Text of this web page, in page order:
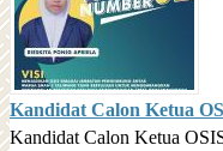
Kandidat Calon Ketua
Kandidat Calon Ketua